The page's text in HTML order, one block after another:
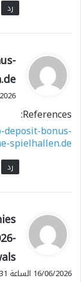
رد
ي
و
ل
15/06/
References:
bonus-
spielhallen.de
رد
ي
ق
و
ل
16/06/2026 الساعة 20:31